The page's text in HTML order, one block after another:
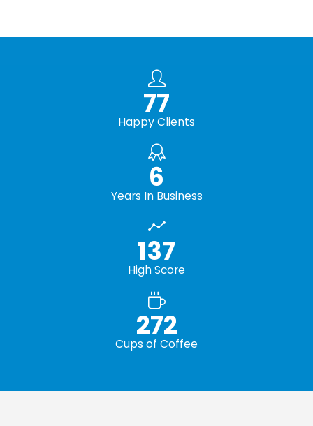
89
Happy Clients
7
Years In Business
158
High Score
313
Cups of Coffee